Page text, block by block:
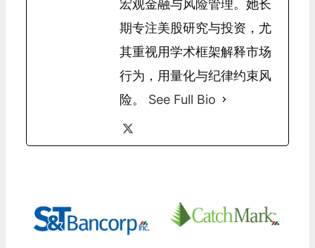
宏观金融与风险管理。她长
期专注美股研究与投资，尤
其重视用学术框架解释市场
行为，用量化与纪律约束风
险。 See Full Bio